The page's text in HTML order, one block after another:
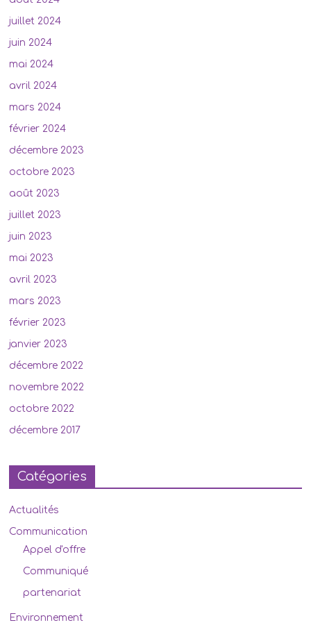
juillet 2024
juin 2024
mai 2024
avril 2024
mars 2024
février 2024
décembre 2023
octobre 2023
août 2023
juillet 2023
juin 2023
mai 2023
avril 2023
mars 2023
février 2023
janvier 2023
décembre 2022
novembre 2022
octobre 2022
décembre 2017
Catégories
Actualités
Communication
Appel d'offre
Communiqué
partenariat
Environnement